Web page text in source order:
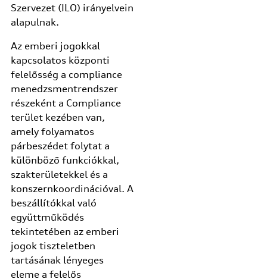
Szervezet (ILO) irányelvein
alapulnak.
Az emberi jogokkal
kapcsolatos központi
felelősség a compliance
menedzsmentrendszer
részeként a Compliance
terület kezében van,
amely folyamatos
párbeszédet folytat a
különböző funkciókkal,
szakterületekkel és a
konszernkoordinációval. A
beszállítókkal való
együttműködés
tekintetében az emberi
jogok tiszteletben
tartásának lényeges
eleme a felelős